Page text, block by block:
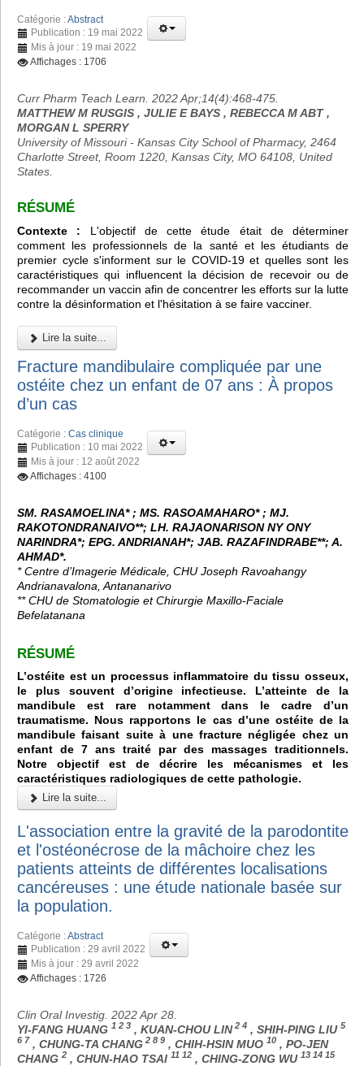
Catégorie :Abstract
Publication : 19 mai 2022
Mis à jour : 19 mai 2022
Affichages : 1706
Curr Pharm Teach Learn. 2022 Apr;14(4):468-475.
MATTHEW M RUSGIS , JULIE E BAYS , REBECCA M ABT ,
MORGAN L SPERRY
University of Missouri - Kansas City School of Pharmacy, 2464
Charlotte Street, Room 1220, Kansas City, MO 64108, United
States.
RÉSUMÉ
Contexte : L'objectif de cette étude était de déterminer
comment les professionnels de la santé et les étudiants de
premier cycle s'informent sur le COVID-19 et quelles sont les
caractéristiques qui influencent la décision de recevoir ou de
recommander un vaccin afin de concentrer les efforts sur la lutte
contre la désinformation et l'hésitation à se faire vacciner.
Lire la suite...
Fracture mandibulaire compliquée par une
ostéite chez un enfant de 07 ans : À propos
d’un cas
Catégorie : Cas clinique
Publication : 10 mai 2022
Mis à jour : 12 août 2022
Affichages : 4100
SM. RASAMOELINA* ; MS. RASOAMAHARO* ; MJ.
RAKOTONDRANAIVO**; LH. RAJAONARISON NY ONY
NARINDRA*; EPG. ANDRIANAH*; JAB. RAZAFINDRABE**; A.
AHMAD*.
* Centre d’Imagerie Médicale, CHU Joseph Ravoahangy
Andrianavalona, Antananarivo
** CHU de Stomatologie et Chirurgie Maxillo-Faciale
Befelatanana
RÉSUMÉ
L’ostéite est un processus inflammatoire du tissu osseux,
le plus souvent d’origine infectieuse. L’atteinte de la
mandibule est rare notamment dans le cadre d’un
traumatisme. Nous rapportons le cas d’une ostéite de la
mandibule faisant suite à une fracture négligée chez un
enfant de 7 ans traité par des massages traditionnels.
Notre objectif est de décrire les mécanismes et les
caractéristiques radiologiques de cette pathologie.
Lire la suite...
L'association entre la gravité de la parodontite
et l'ostéonécrose de la mâchoire chez les
patients atteints de différentes localisations
cancéreuses : une étude nationale basée sur
la population.
Catégorie :Abstract
Publication : 29 avril 2022
Mis à jour : 29 avril 2022
Affichages : 1726
Clin Oral Investig. 2022 Apr 28.
YI-FANG HUANG 1 2 3 , KUAN-CHOU LIN2 4 , SHIH-PING LIU 5
6 7 , CHUNG-TA CHANG 2 8 9 , CHIH-HSIN MUO 10 , PO-JEN
CHANG 2 , CHUN-HAO TSAI 11 12 , CHING-ZONG WU 13 14 15